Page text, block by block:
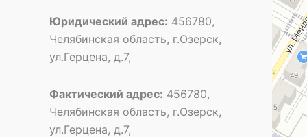
Юридический адрес: 456780,
Челябинская область, г.Озерск,
ул.Герцена, д.7,
Фактический адрес: 456780,
Челябинская область, г.Озерск,
ул.Герцена, д.7,